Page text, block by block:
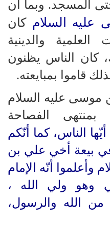
المسجد. وبما أن
عليه السلام كان
والدينية
كان الناس يظنون
قاموا بمبايعته.
موسى عليه السلام
بمنتهى الفصاحة
أيّها الناس، كما أنّكم
بيعة أخي علي بن
وأعلموا أنّه الإمام
وهو ولي الله ،
الله والرسول،